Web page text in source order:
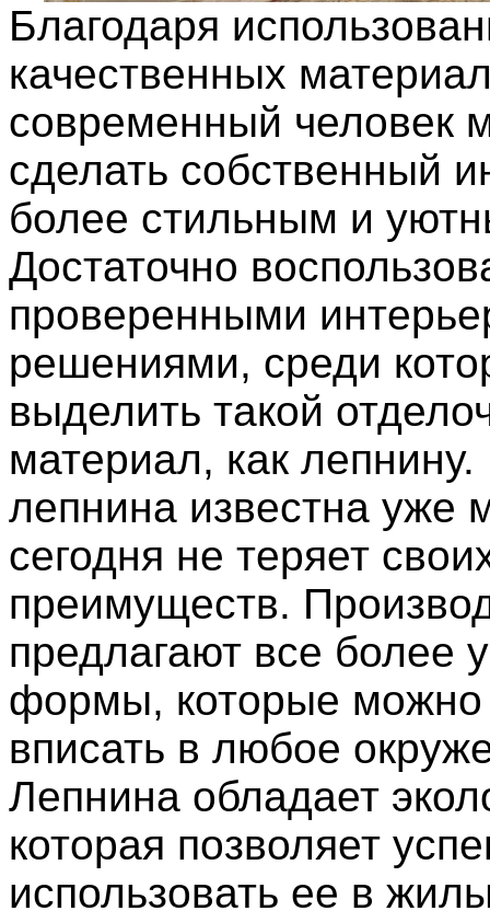
Благодаря
качественных
современный человек
сделать собственный
более стильным и
Достаточно
проверенными
решениями, среди
выделить такой
материал, как лепнину.
лепнина известна уже
сегодня не теряет
преимуществ.
предлагают все более
формы, которые можно
вписать в любое
Лепнина обладает
которая позволяет
использовать ее в